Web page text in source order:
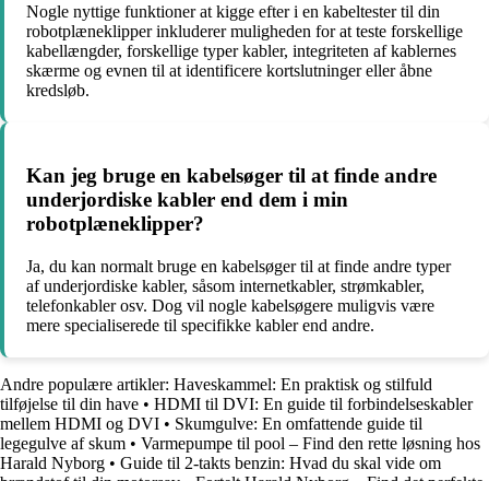
Nogle nyttige funktioner at kigge efter i en kabeltester til din
robotplæneklipper inkluderer muligheden for at teste forskellige
kabellængder, forskellige typer kabler, integriteten af kablernes
skærme og evnen til at identificere kortslutninger eller åbne
kredsløb.
Kan jeg bruge en kabelsøger til at finde andre
underjordiske kabler end dem i min
robotplæneklipper?
Ja, du kan normalt bruge en kabelsøger til at finde andre typer
af underjordiske kabler, såsom internetkabler, strømkabler,
telefonkabler osv. Dog vil nogle kabelsøgere muligvis være
mere specialiserede til specifikke kabler end andre.
Andre populære artikler: Haveskammel: En praktisk og stilfuld
tilføjelse til din have • HDMI til DVI: En guide til forbindelseskabler
mellem HDMI og DVI • Skumgulve: En omfattende guide til
legegulve af skum • Varmepumpe til pool – Find den rette løsning hos
Harald Nyborg • Guide til 2-takts benzin: Hvad du skal vide om